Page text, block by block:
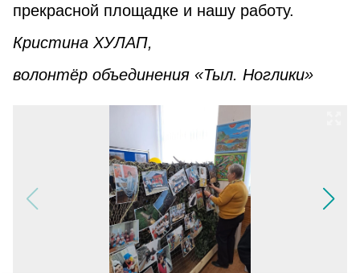
прекрасной площадке и нашу работу.
Кристина ХУЛАП,
волонтёр объединения «Тыл. Ноглики»